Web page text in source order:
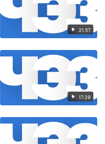
21:57
17:29